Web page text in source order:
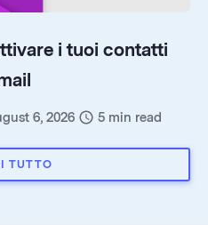
i tuoi contatti
6, 2026 5 min read
TUTTO